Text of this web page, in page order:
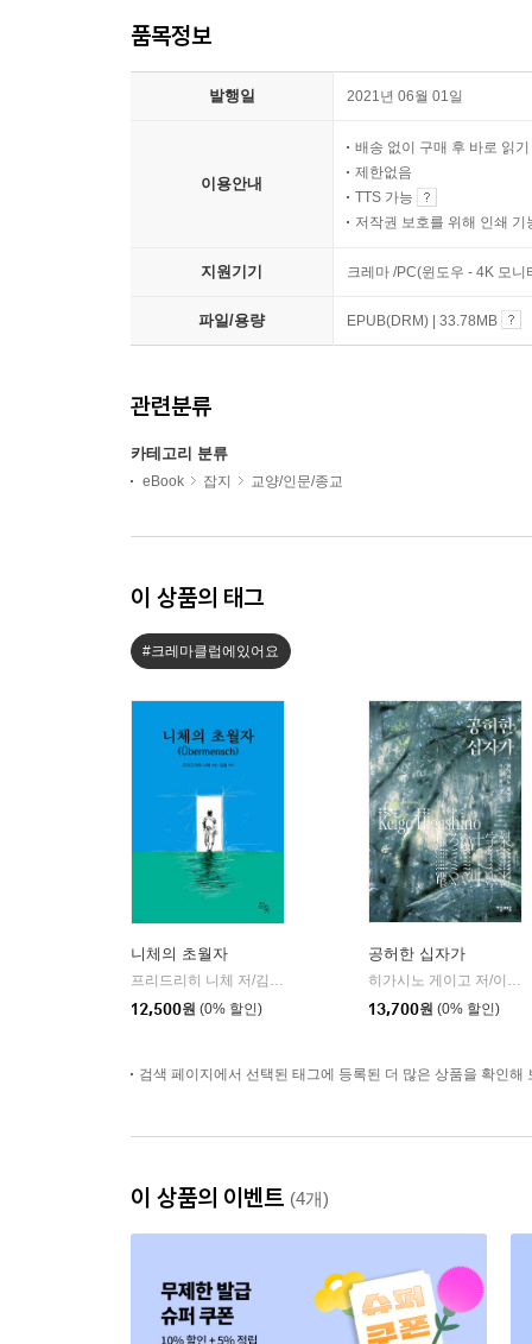
품목정보
발행일 2021년 06월 01일
이용안내
배송 없이 구매 후 바로 읽기
제한없음
TTS 가능
저작권 보호를 위해 인쇄 기
지원기기 크레마 /PC(윈도우 - 4K 모
파일/용량 EPUB(DRM) | 33.78MB
관련분류
카테고리 분류
eBook 잡지 교양/인문/종교
이 상품의 태그
#크레마클럽에있어요
니체의 초월자
프리드리히 니체 저/김철 편역
12,500원 (0% 할인)
공허한 십자가
히가시노 게이고 저/이선희 역
13,700원 (0% 할인)
검색 페이지에서 선택된 태그에 등록된 더 많은 상품을 확인해
이 상품의 이벤트 (4개)